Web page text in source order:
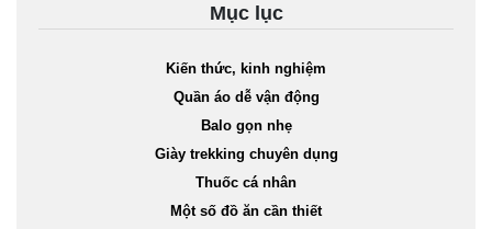
Mục lục
Kiến thức, kinh nghiệm
Quần áo dễ vận động
Balo gọn nhẹ
Giày trekking chuyên dụng
Thuốc cá nhân
Một số đồ ăn cần thiết